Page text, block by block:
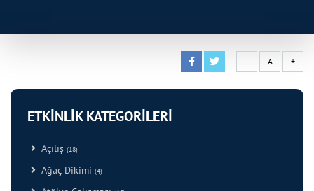
- A +
ETKİNLİK KATEGORİLERİ
Açılış (18)
Ağaç Dikimi (4)